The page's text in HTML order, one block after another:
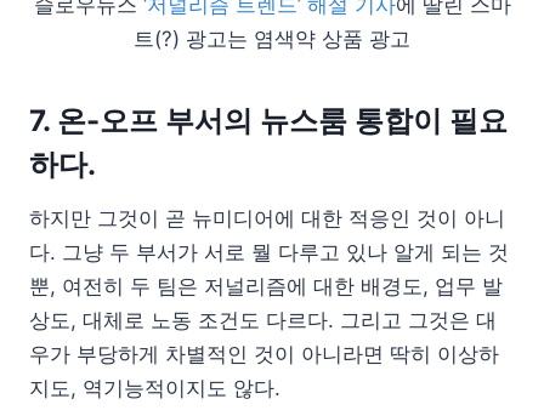
슬로우뉴스 ‘저널리즘 트렌드’ 해설 기사에 딸린 스마
트(?) 광고는 염색약 상품 광고
7. 온-오프 부서의 뉴스룸 통합이 필요
하다.
하지만 그것이 곧 뉴미디어에 대한 적응인 것이 아니
다. 그냥 두 부서가 서로 뭘 다루고 있나 알게 되는 것
뿐, 여전히 두 팀은 저널리즘에 대한 배경도, 업무 발
상도, 대체로 노동 조건도 다르다. 그리고 그것은 대
우가 부당하게 차별적인 것이 아니라면 딱히 이상하
지도, 역기능적이지도 않다.